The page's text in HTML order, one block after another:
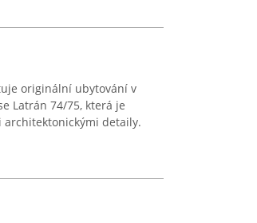
originální ubytování v
Latrán 74/75, která je
detaily.